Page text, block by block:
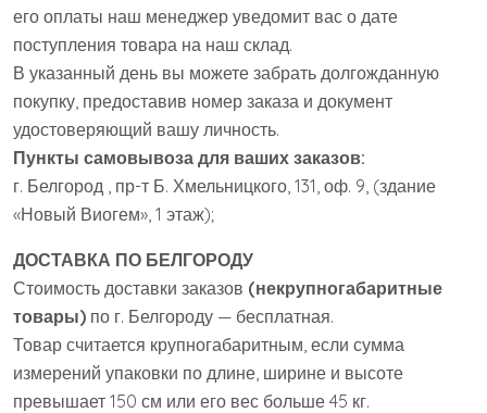
его оплаты наш менеджер уведомит вас о дате
поступления товара на наш склад.
В указанный день вы можете забрать долгожданную
покупку, предоставив номер заказа и документ
удостоверяющий вашу личность.
Пункты самовывоза для ваших заказов:
г. Белгород , пр-т Б. Хмельницкого, 131, оф. 9, (здание
«Новый Виогем», 1 этаж);
ДОСТАВКА ПО БЕЛГОРОДУ
Стоимость доставки заказов (некрупногабаритные
товары) по г. Белгороду — бесплатная.
Товар считается крупногабаритным, если сумма
измерений упаковки по длине, ширине и высоте
превышает 150 см или его вес больше 45 кг.